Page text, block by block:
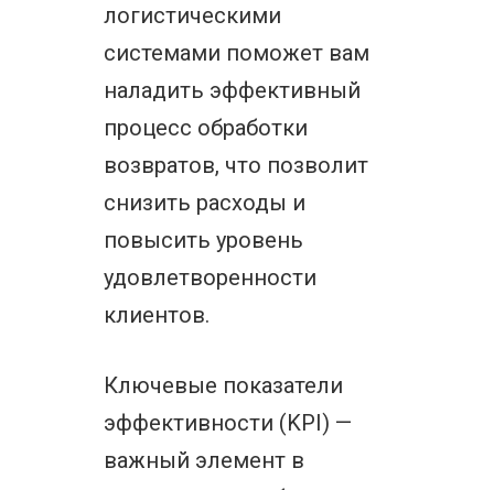
логистическими
системами поможет вам
наладить эффективный
процесс обработки
возвратов, что позволит
снизить расходы и
повысить уровень
удовлетворенности
клиентов.
Ключевые показатели
эффективности (KPI) —
важный элемент в